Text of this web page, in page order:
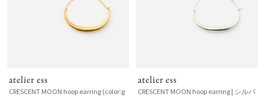
atelier ess
CRESCENT MOON hoop earring (color:g
atelier ess
CRESCENT MOON hoop earring | シルバ